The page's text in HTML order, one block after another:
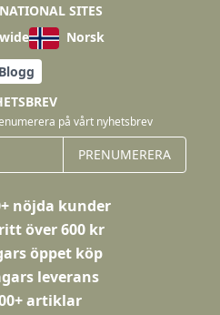
SITES
Norsk
Blogg
på vårt nyhetsbrev
PRENUMERERA
nöjda kunder
över 600 kr
öppet köp
leverans
artiklar